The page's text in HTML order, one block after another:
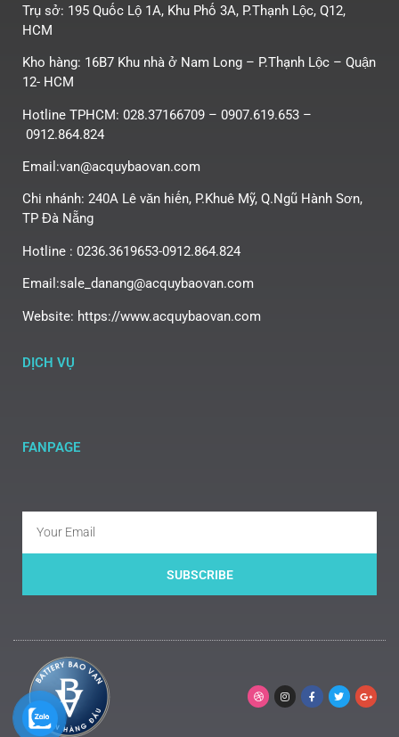
Trụ sở: 195 Quốc Lộ 1A, Khu Phố 3A, P.Thạnh Lộc, Q12,
HCM
Kho hàng: 16B7 Khu nhà ở Nam Long – P.Thạnh Lộc – Quận
12- HCM
Hotline TPHCM: 028.37166709 – 0907.619.653 –
0912.864.824
Email:van@acquybaovan.com
Chi nhánh: 240A Lê văn hiến, P.Khuê Mỹ, Q.Ngũ Hành Sơn,
TP Đà Nẵng
Hotline : 0236.3619653-0912.864.824
Email:sale_danang@acquybaovan.com
Website: https://www.acquybaovan.com
DỊCH VỤ
FANPAGE
SUBSCRIBE